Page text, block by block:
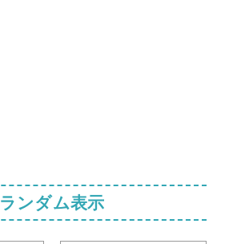
ランダム表示